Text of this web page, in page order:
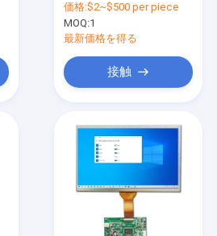
価格:$2~$500 per piece
MOQ:1
最新価格を得る
接触